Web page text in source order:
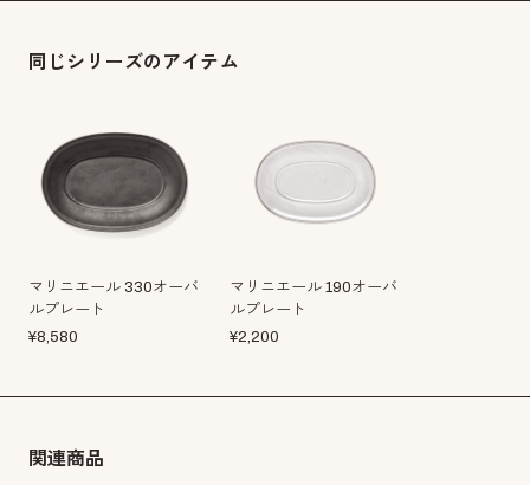
同じシリーズのアイテム
マリニエール 330オーバ
ルプレート
¥8,580
マリニエール 190オーバ
ルプレート
¥2,200
関連商品